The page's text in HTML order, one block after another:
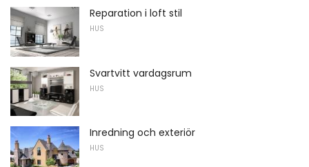
Reparation i loft stil
HUS
Svartvitt vardagsrum
HUS
Inredning och exteriör
HUS